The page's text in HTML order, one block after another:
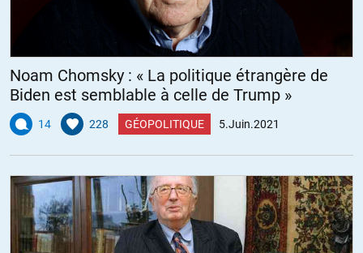
Noam Chomsky : « La politique étrangère de
Biden est semblable à celle de Trump »
14 228 GÉOPOLITIQUE 5.Juin.2021